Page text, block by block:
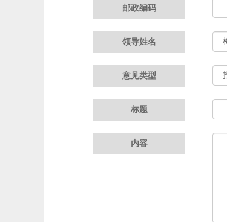
邮政编码
领导姓名
意见类型
标题
内容